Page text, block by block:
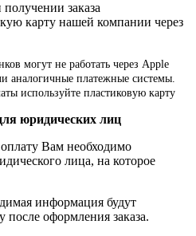
заказа
карту нашей компании через
могут не работать через Apple
аналогичные платежные системы.
используйте пластиковую карту
юридических лиц
Вам необходимо
лица, на которое
информация будут
оформления заказа.